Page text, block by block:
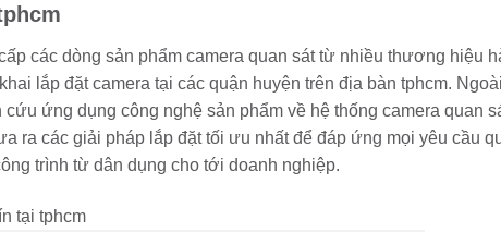
các dòng sản phẩm camera quan sát từ nhiều thương hiệu
lắp đặt camera tại các quận huyện trên địa bàn tphcm.
ứng dụng công nghệ sản phẩm về hệ thống camera quan
ra các giải pháp lắp đặt tối ưu nhất để đáp ứng mọi yêu cầu
trình từ dân dụng cho tới doanh nghiệp.